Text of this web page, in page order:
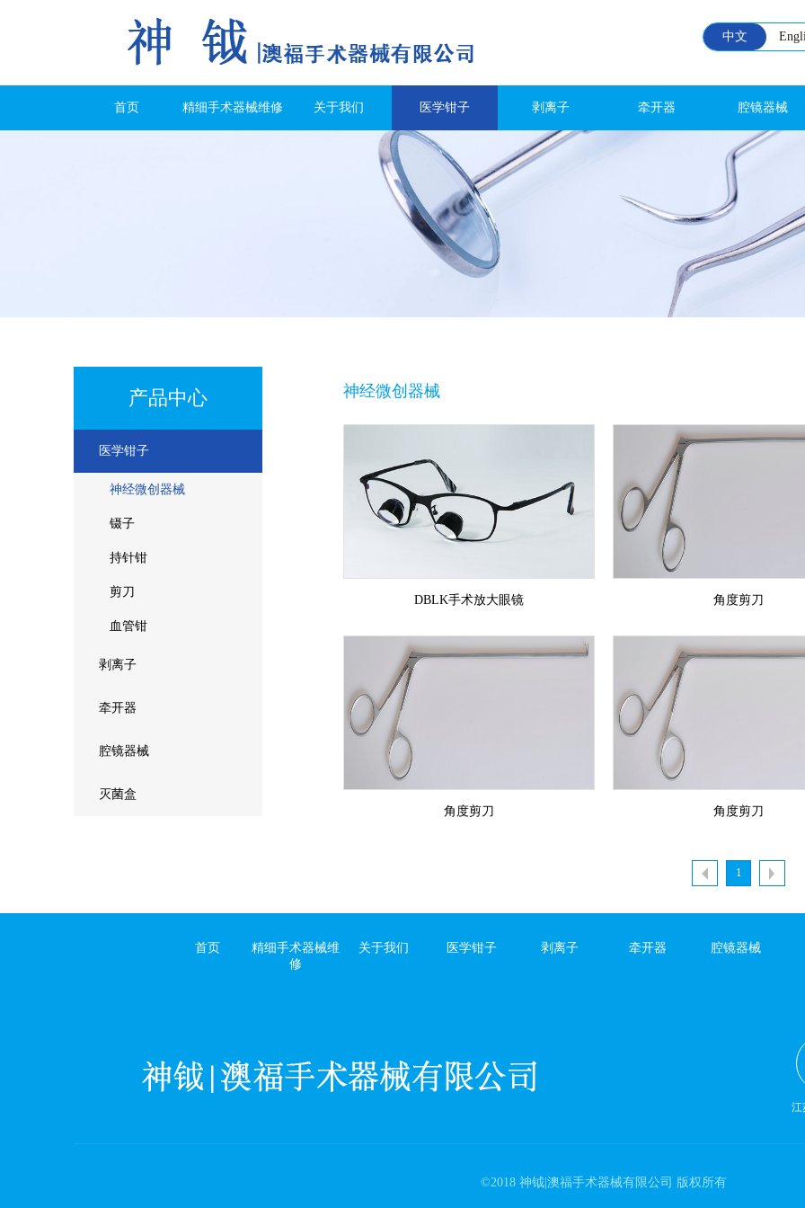
中文
首页 精细手术器械维修 关于我们 医学钳子 剥离子 牵开器 腔镜器械
产品中心
医学钳子
神经微创器械
镊子
持针钳
剪刀
血管钳
剥离子
牵开器
腔镜器械
灭菌盒
神经微创器械
DBLK手术放大眼镜 角度剪刀
角度剪刀 角度剪刀
1
首页
精细手术器械维
修
关于我们 医学钳子 剥离子 牵开器 腔镜器械
江
©2018 神钺|澳福手术器械有限公司 版权所有